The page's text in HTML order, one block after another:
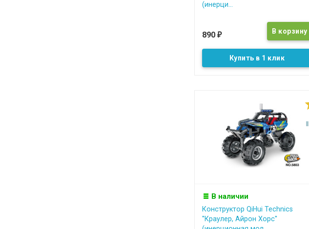
(инерци...
890 ₽
Купить в 1 клик
В наличии
Конструктор QiHui Technics
''Краулер, Айрон Хорс''